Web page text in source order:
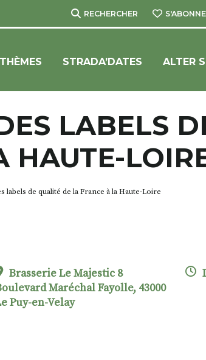
RECHERCHER
STRADA’DATES ALTER
LABELS
HAUTE-
labels de qualité de la France à la Haute-Loire
Brasserie Le Majestic 8
Maréchal Fayolle, 43000
Puy-en-Velay